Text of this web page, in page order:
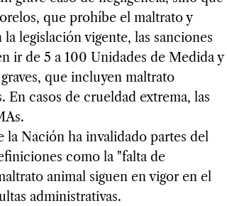
que prohíbe el maltrato y
legislación vigente, las sanciones
ir de 5 a 100 Unidades de Medida y
que incluyen maltrato
casos de crueldad extrema, las
la Nación ha invalidado partes del
como la "falta de
animal siguen en vigor en el
administrativas.